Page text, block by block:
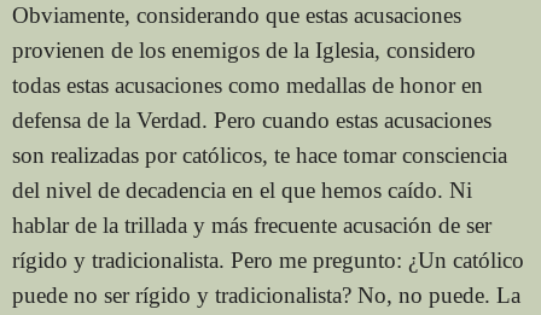
Obviamente, considerando que estas acusaciones
provienen de los enemigos de la Iglesia, considero
todas estas acusaciones como medallas de honor en
defensa de la Verdad. Pero cuando estas acusaciones
son realizadas por católicos, te hace tomar consciencia
del nivel de decadencia en el que hemos caído. Ni
hablar de la trillada y más frecuente acusación de ser
rígido y tradicionalista. Pero me pregunto: ¿Un católico
puede no ser rígido y tradicionalista? No, no puede. La